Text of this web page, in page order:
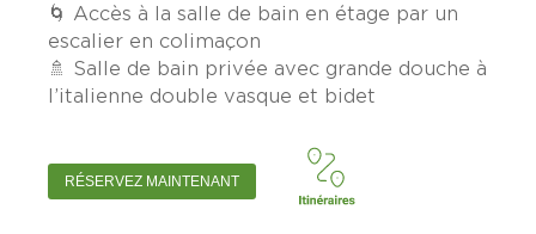
🌀 Accès à la salle de bain en étage par un
escalier en colimaçon
🚿 Salle de bain privée avec grande douche à
l’italienne double vasque et bidet
RÉSERVEZ MAINTENANT